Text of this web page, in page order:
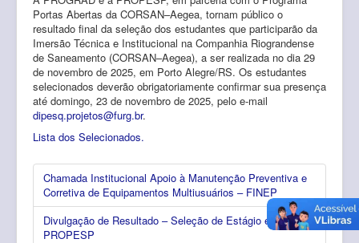
Portas Abertas da CORSAN–Aegea, tornam público o
resultado final da seleção dos estudantes que participarão da
Imersão Técnica e Institucional na Companhia Riograndense
de Saneamento (CORSAN–Aegea), a ser realizada no dia 29
de novembro de 2025, em Porto Alegre/RS. Os estudantes
selecionados deverão obrigatoriamente confirmar sua presença
até domingo, 23 de novembro de 2025, pelo e-mail
dipesq.projetos@furg.br.
Lista dos Selecionados.
Chamada Institucional Apoio à Manutenção Preventiva e
Corretiva de Equipamentos Multiusuários – FINEP
Divulgação de Resultado – Seleção de Estágio e Bolsa
PROPESP